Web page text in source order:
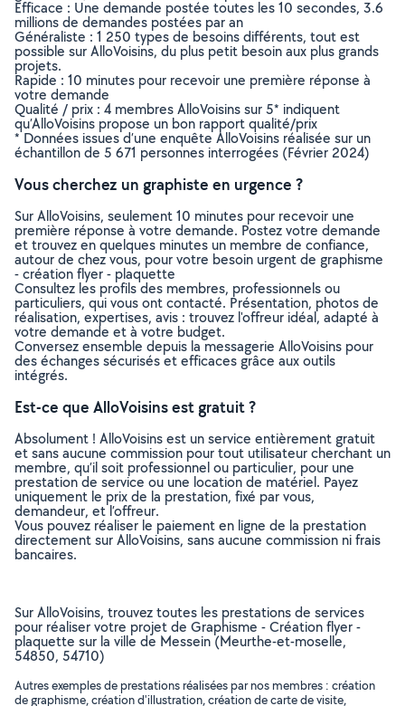
Efficace : Une demande postée toutes les 10 secondes, 3.6
millions de demandes postées par an
Généraliste : 1 250 types de besoins différents, tout est
possible sur AlloVoisins, du plus petit besoin aux plus grands
projets.
Rapide : 10 minutes pour recevoir une première réponse à
votre demande
Qualité / prix : 4 membres AlloVoisins sur 5* indiquent
qu’AlloVoisins propose un bon rapport qualité/prix
* Données issues d’une enquête AlloVoisins réalisée sur un
échantillon de 5 671 personnes interrogées (Février 2024)
Vous cherchez un graphiste en urgence ?
Sur AlloVoisins, seulement 10 minutes pour recevoir une
première réponse à votre demande. Postez votre demande
et trouvez en quelques minutes un membre de confiance,
autour de chez vous, pour votre besoin urgent de graphisme
- création flyer - plaquette
Consultez les profils des membres, professionnels ou
particuliers, qui vous ont contacté. Présentation, photos de
réalisation, expertises, avis : trouvez l'offreur idéal, adapté à
votre demande et à votre budget.
Conversez ensemble depuis la messagerie AlloVoisins pour
des échanges sécurisés et efficaces grâce aux outils
intégrés.
Est-ce que AlloVoisins est gratuit ?
Absolument ! AlloVoisins est un service entièrement gratuit
et sans aucune commission pour tout utilisateur cherchant un
membre, qu’il soit professionnel ou particulier, pour une
prestation de service ou une location de matériel. Payez
uniquement le prix de la prestation, fixé par vous,
demandeur, et l’offreur.
Vous pouvez réaliser le paiement en ligne de la prestation
directement sur AlloVoisins, sans aucune commission ni frais
bancaires.
Sur AlloVoisins, trouvez toutes les prestations de services
pour réaliser votre projet de Graphisme - Création flyer -
plaquette sur la ville de Messein (Meurthe-et-moselle,
54850, 54710)
Autres exemples de prestations réalisées par nos membres : création
de graphisme, création d'illustration, création de carte de visite,